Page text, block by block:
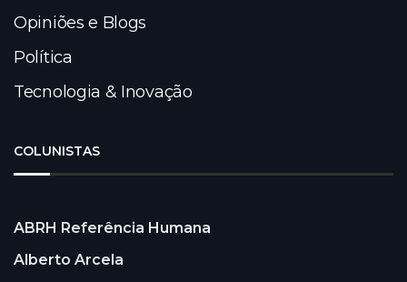
Opiniões e Blogs
Política
Tecnologia & Inovação
COLUNISTAS
ABRH Referência Humana
Alberto Arcela